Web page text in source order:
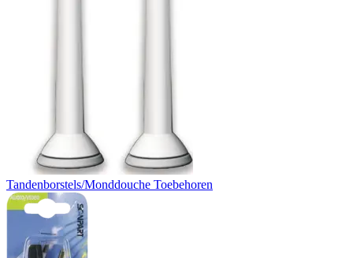
Tandenborstels/Monddouche Toebehoren